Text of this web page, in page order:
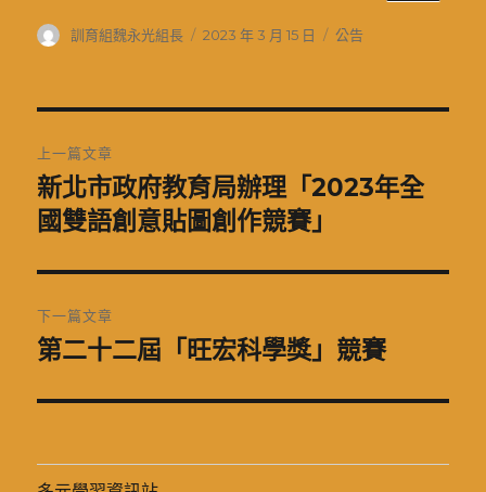
作
訓育組魏永光組長
發
2023 年 3 月 15 日
分
公告
章
導
覽
上一篇文章
上
一
文
章:
新北市政府教育局辦理「2023年全
國雙語創意貼圖創作競賽」
下一篇文章
下
篇
章:
第二十二屆「旺宏科學獎」競賽